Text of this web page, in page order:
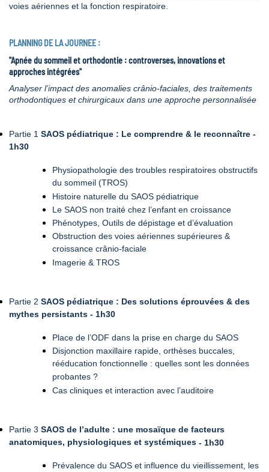
voies aériennes et la fonction respiratoire.
PLANNING DE LA JOURNEE :
"Apnée du sommeil et orthodontie : controverses, innovations et
approches intégrées"
Analyser l’impact des anomalies crânio-faciales, des traitements
orthodontiques et chirurgicaux dans une approche personnalisée
Partie 1 SAOS pédiatrique : Le comprendre & le reconnaître -
1h30
Physiopathologie des troubles respiratoires obstructifs
du sommeil (TROS)
Histoire naturelle du SAOS pédiatrique
Le SAOS non traité chez l’enfant en croissance
Phénotypes, Outils de dépistage et d’évaluation
Obstruction des voies aériennes supérieures &
croissance crânio-faciale
Imagerie & TROS
Partie 2 SAOS pédiatrique : Des solutions éprouvées & des
mythes persistants - 1h30
Place de l’ODF dans la prise en charge du SAOS
Disjonction maxillaire rapide, orthèses buccales,
rééducation fonctionnelle : quelles sont les données
probantes ?
Cas cliniques et interaction avec l’auditoire
Partie 3 SAOS de l’adulte : une mosaïque de facteurs
anatomiques, physiologiques et systémiques - 1h30
Prévalence du SAOS et influence du vieillissement, les